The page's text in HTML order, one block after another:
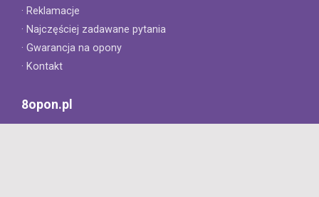
· Reklamacje
· Najczęściej zadawane pytania
· Gwarancja na opony
· Kontakt
8opon.pl